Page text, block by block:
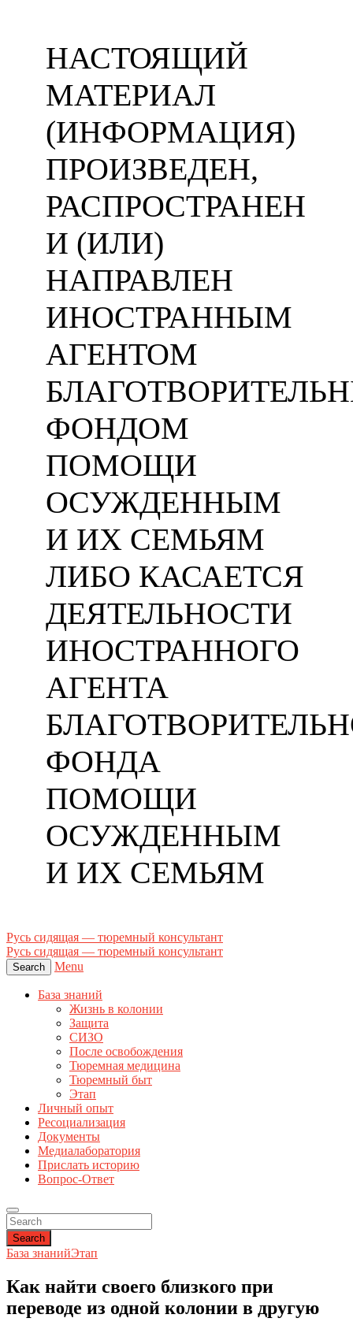
НАСТОЯЩИЙ
МАТЕРИАЛ
(ИНФОРМАЦИЯ)
ПРОИЗВЕДЕН,
РАСПРОСТРАНЕН
И (ИЛИ)
НАПРАВЛЕН
ИНОСТРАННЫМ
АГЕНТОМ
ФОНДОМ
ПОМОЩИ
ОСУЖДЕННЫМ
И ИХ СЕМЬЯМ
ЛИБО КАСАЕТСЯ
ДЕЯТЕЛЬНОСТИ
ИНОСТРАННОГО
АГЕНТА
ФОНДА
ПОМОЩИ
ОСУЖДЕННЫМ
И ИХ СЕМЬЯМ
Русь сидящая — тюремный консультант
Русь сидящая — тюремный консультант
Search Menu
База знаний
Жизнь в колонии
Защита
СИЗО
После освобождения
Тюремная медицина
Тюремный быт
Этап
Личный опыт
Ресоциализация
Документы
Медиалаборатория
Прислать историю
Вопрос-Ответ
Search
База знанийЭтап
Как найти своего близкого при
переводе из одной колонии в другую